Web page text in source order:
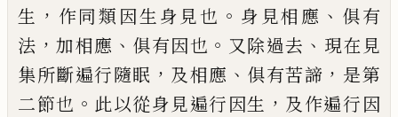
生 ， 作同類因生身見也 。 身見相應 、 俱有
法 ，加相應 、 俱有因也 。 又除過去 、 現在見
集所斷遍行隨眠 ， 及相應 、 俱有苦諦 ， 是第
二節也 。 此以從身見遍行因生 ， 及 作遍行因